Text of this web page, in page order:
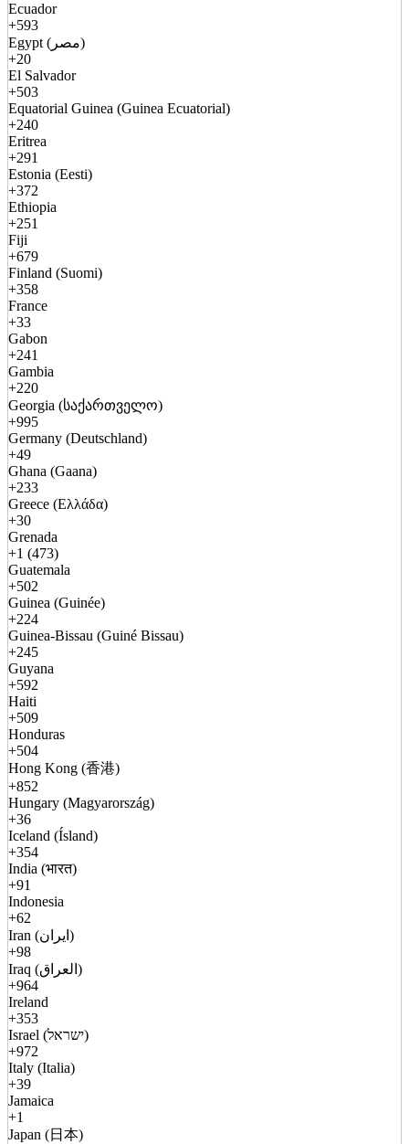
Ecuador
+593
Egypt (مصر)
+20
El Salvador
+503
Equatorial Guinea (Guinea Ecuatorial)
+240
Eritrea
+291
Estonia (Eesti)
+372
Ethiopia
+251
Fiji
+679
Finland (Suomi)
+358
France
+33
Gabon
+241
Gambia
+220
Georgia (საქართველო)
+995
Germany (Deutschland)
+49
Ghana (Gaana)
+233
Greece (Ελλάδα)
+30
Grenada
+1 (473)
Guatemala
+502
Guinea (Guinée)
+224
Guinea-Bissau (Guiné Bissau)
+245
Guyana
+592
Haiti
+509
Honduras
+504
Hong Kong (香港)
+852
Hungary (Magyarország)
+36
Iceland (Ísland)
+354
India (भारत)
+91
Indonesia
+62
Iran (ایران)
+98
Iraq (العراق)
+964
Ireland
+353
Israel (ישראל)
+972
Italy (Italia)
+39
Jamaica
+1
Japan (日本)